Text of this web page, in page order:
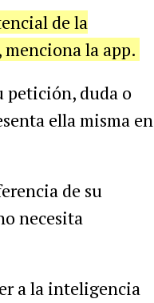
de la
la app.
petición, duda o
ella misma en
de su
necesita
a la inteligencia